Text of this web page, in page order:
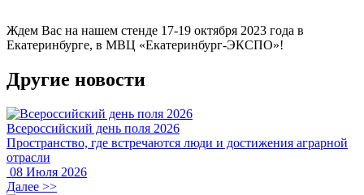
Ждем Вас на нашем стенде 17-19 октября 2023 года в
Екатеринбурге, в МВЦ «Екатеринбург-ЭКСПО»!
Другие новости
Всероссийский день поля 2026
Пространство, где встречаются люди и достижения аграрной
отрасли
08 Июля 2026
Далее >>